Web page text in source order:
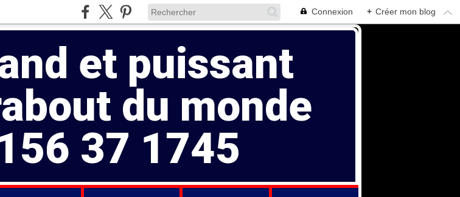
Connexion + Créer mon blog
et puissant
du monde
37 1745